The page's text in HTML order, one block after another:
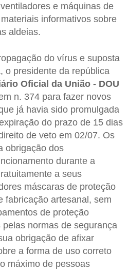
e máquinas de
informativos sobre
aldeias.
do vírus e suposta
o presidente da república
Oficial da União - DOU
n. 374 para fazer novos
já havia sido promulgada
do prazo de 15 dias
de veto em 02/07. Os
obrigação dos
durante a
a seus
máscaras de proteção
fabricação artesanal, sem
de proteção
normas de segurança
obrigação de afixar
a forma de uso correto
máximo de pessoas